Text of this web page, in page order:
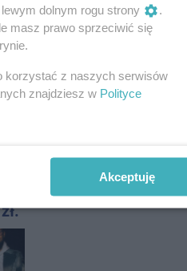
dolnym rogu strony
.
masz prawo sprzeciwić się
korzystać z naszych serwisów
znajdziesz w Polityce
Akceptuję